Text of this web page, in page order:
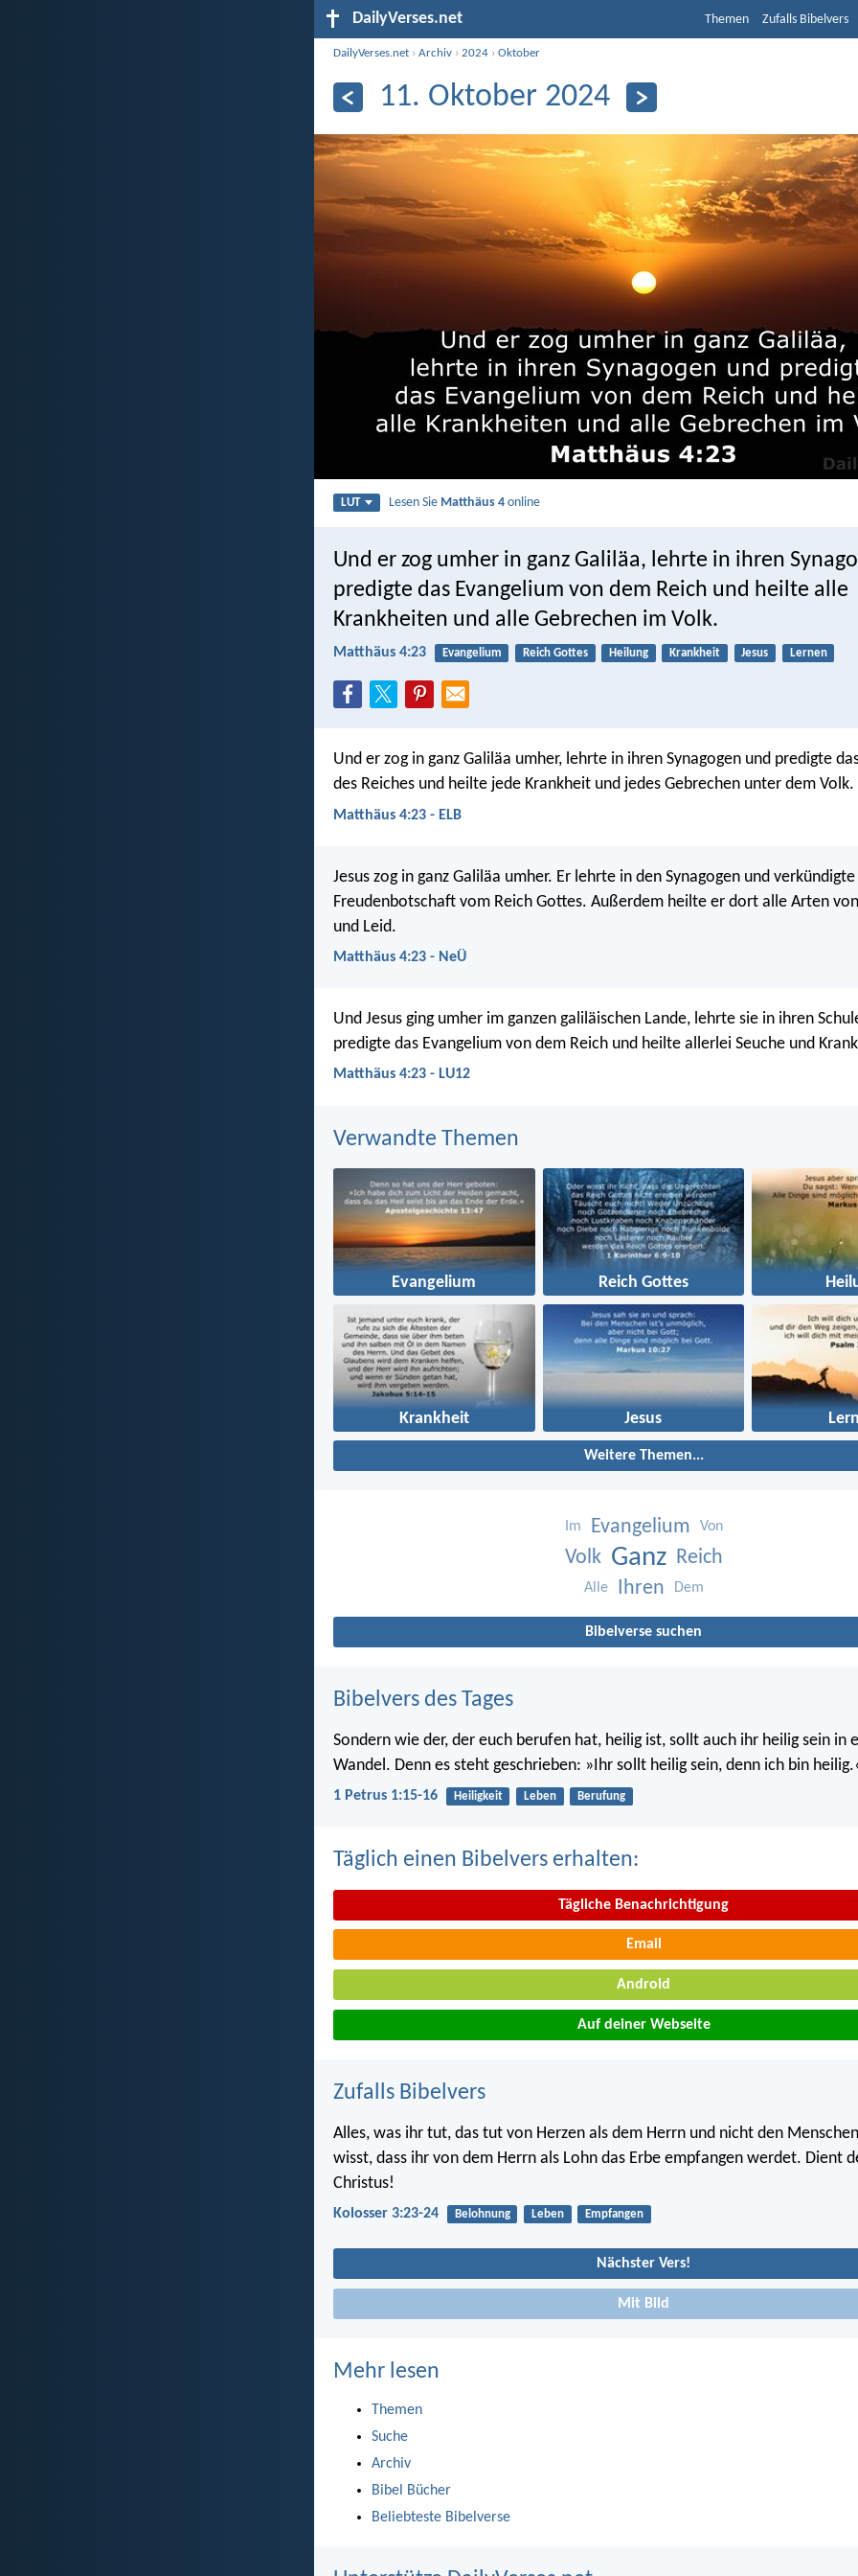
DailyVerses.net Themen Zufalls Bibelvers
DailyVerses.net ›Archiv ›2024 ›Oktober
11. Oktober 2024
LUT Lesen Sie Matthäus 4 online
Und er zog umher in ganz Galiläa, lehrte in ihren
predigte das Evangelium von dem Reich und heilte alle
Krankheiten und alle Gebrechen im Volk.
Matthäus 4:23 Evangelium Reich Gottes Heilung Krankheit Jesus Lernen
Und er zog in ganz Galiläa umher, lehrte in ihren Synagogen und predigte
des Reiches und heilte jede Krankheit und jedes Gebrechen unter dem Volk.
Matthäus 4:23 - ELB
Jesus zog in ganz Galiläa umher. Er lehrte in den Synagogen und
Freudenbotschaft vom Reich Gottes. Außerdem heilte er dort alle Arten
und Leid.
Matthäus 4:23 - NeÜ
Und Jesus ging umher im ganzen galiläischen Lande, lehrte sie in ihren
predigte das Evangelium von dem Reich und heilte allerlei Seuche und
Matthäus 4:23 - LU12
Verwandte Themen
Evangelium Reich Gottes
Krankheit Jesus
Weitere Themen...
Im Evangelium Von
Volk Ganz Reich
Alle Ihren Dem
Bibelverse suchen
Bibelvers des Tages
Sondern wie der, der euch berufen hat, heilig ist, sollt auch ihr heilig sein in
Wandel. Denn es steht geschrieben: »Ihr sollt heilig sein, denn ich bin
1 Petrus 1:15-16 Heiligkeit Leben Berufung
Täglich einen Bibelvers erhalten:
Tägliche Benachrichtigung
Email
Android
Auf deiner Webseite
Zufalls Bibelvers
Alles, was ihr tut, das tut von Herzen als dem Herrn und nicht den
wisst, dass ihr von dem Herrn als Lohn das Erbe empfangen werdet. Dient
Christus!
Kolosser 3:23-24 Belohnung Leben Empfangen
Nächster Vers!
Mit Bild
Mehr lesen
Themen
Suche
Archiv
Bibel Bücher
Beliebteste Bibelverse